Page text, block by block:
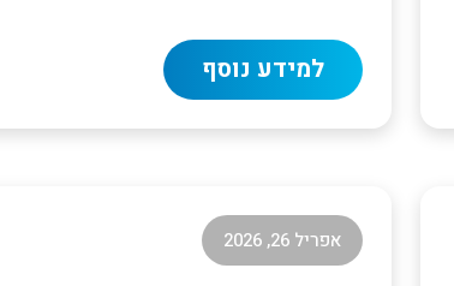
למידע נוסף
אפריל 26, 2026